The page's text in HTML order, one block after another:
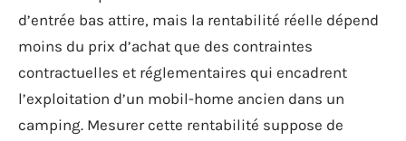
d’entrée bas attire, mais la rentabilité réelle dépend
moins du prix d’achat que des contraintes
contractuelles et réglementaires qui encadrent
l’exploitation d’un mobil-home ancien dans un
camping. Mesurer cette rentabilité suppose de